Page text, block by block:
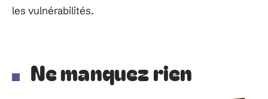
les vulnérabilités.
Ne manquez rien